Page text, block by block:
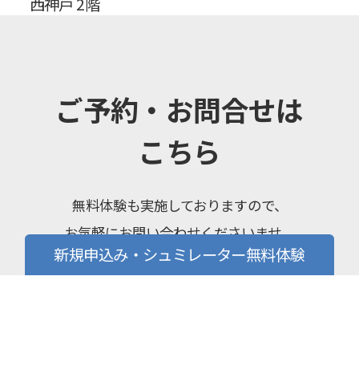
ご予約・お問合せは
こちら
無料体験も実施しておりますので、
お気軽にお問い合わせくださいませ。
新規申込み・シュミレーター無料体験